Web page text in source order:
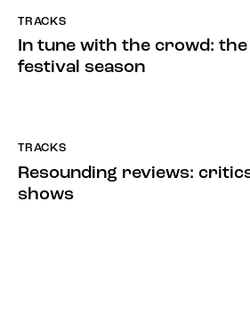
TRACKS
In tune with the crowd:
festival season
TRACKS
Resounding reviews:
shows